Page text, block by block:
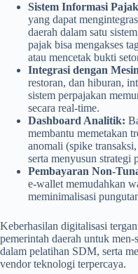
Sistem Informasi
yang dapat
daerah dalam satu
pajak bisa mengakses
atau mencetak bukti
Integrasi dengan
restoran, dan hiburan,
sistem perpajakan
secara real-time.
Dashboard Analitik:
membantu memetakan
anomali (spike
serta menyusun strategi
Pembayaran Non-
e-wallet memudahkan
meminimalisasi
Keberhasilan digitalisasi
pemerintah daerah untuk men-
dalam pelatihan SDM, serta
vendor teknologi terpercaya.